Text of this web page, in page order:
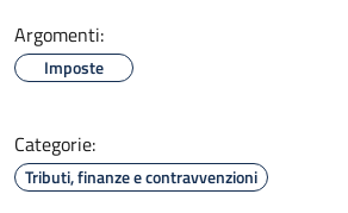
Argomenti:
Imposte
Categorie:
Tributi, finanze e contravvenzioni